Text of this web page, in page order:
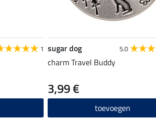
1 sugar dog 5.0
charm Travel Buddy
3,99 €
toevoegen